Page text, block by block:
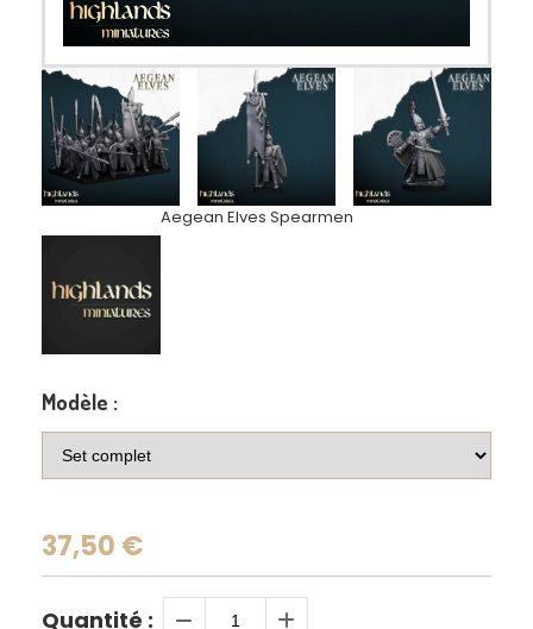
Aegean Elves Spearmen
Modèle :
37,50 €
Quantité :